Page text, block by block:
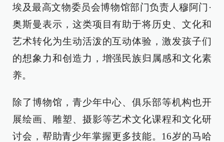
埃及最高文物委员会博物馆部门负责人穆阿门·
奥斯曼表示，这类项目有助于将历史、文化和
艺术转化为生动活泼的互动体验，激发孩子们
的想象力和创造力，增强民族归属感和文化素
养。
除了博物馆，青少年中心、俱乐部等机构也开
展绘画、雕塑、摄影等艺术文化课程和文化研
讨会，帮助青少年掌握更多技能。16岁的马哈